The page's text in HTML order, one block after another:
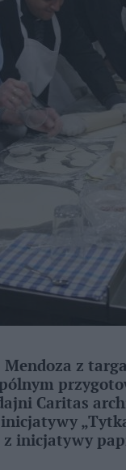
z
Caritas
inicjatywy